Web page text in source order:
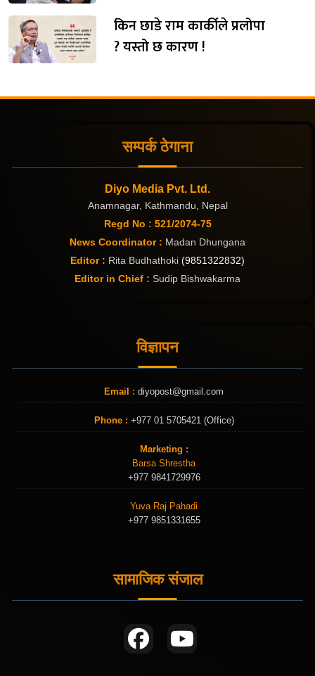
किन छाडे राम कार्कीले प्रलोपा
? यस्तो छ कारण !
सम्पर्क ठेगाना
Diyo Media Pvt. Ltd.
Anamnagar, Kathmandu, Nepal
Regd No : 521/2074-75
News Coordinator : Madan Dhungana
Editor : Rita Budhathoki (9851322832)
Editor in Chief : Sudip Bishwakarma
विज्ञापन
Email : diyopost@gmail.com
Phone : +977 01 5705421 (Office)
Marketing :
Barsa Shrestha
+977 9841729976
Yuva Raj Pahadi
+977 9851331655
सामाजिक संजाल